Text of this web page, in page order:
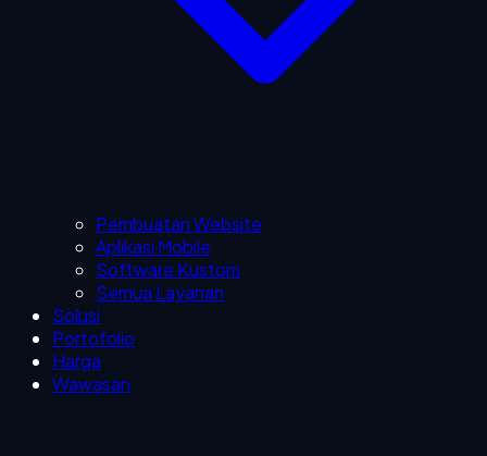
Pembuatan Website
Aplikasi Mobile
Software Kustom
Semua Layanan
Solusi
Portofolio
Harga
Wawasan